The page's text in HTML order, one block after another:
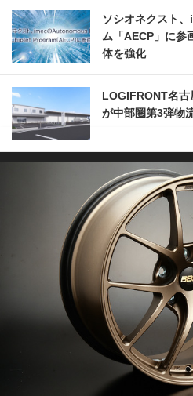
ソシオネクスト
ム「AECP」に参
体を強化
LOGIFRONT名
が中部圏第3弾物